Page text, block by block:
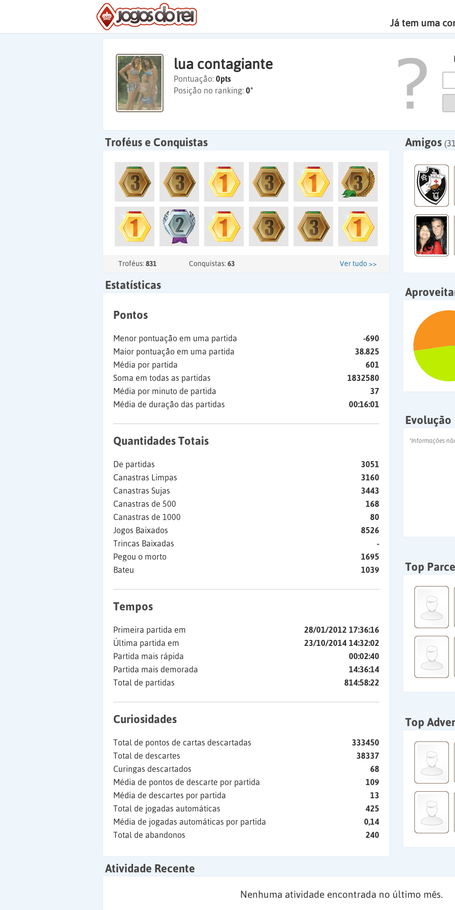
Já tem uma
lua contagiante
Pontuação: 0pts
Posição no ranking: 0º
Troféus e Conquistas
Troféus: 831 Conquistas: 63 Ver tudo >>
Amigos
Estatísticas
Pontos
Menor pontuação em uma partida
-690
Maior pontuação em uma partida
38.825
Média por partida
601
Soma em todas as partidas
1832580
Média por minuto de partida
37
Média de duração das partidas
00:16:01
Quantidades Totais
De partidas
3051
Canastras Limpas
3160
Canastras Sujas
3443
Canastras de 500
168
Canastras de 1000
80
Jogos Baixados
8526
Trincas Baixadas
-
Pegou o morto
1695
Bateu
1039
Tempos
Primeira partida em
28/01/2012 17:36:16
Última partida em
23/10/2014 14:32:02
Partida mais rápida
00:02:40
Partida mais demorada
14:36:14
Total de partidas
814:58:22
Curiosidades
Total de pontos de cartas descartadas
333450
Total de descartes
38337
Curingas descartados
68
Média de pontos de descarte por partida
109
Média de descartes por partida
13
Total de jogadas automáticas
425
Média de jogadas automáticas por partida
0,14
Total de abandonos
240
Evolução
*Informações
Top
Top
Atividade Recente
Nenhuma atividade encontrada no último mês.